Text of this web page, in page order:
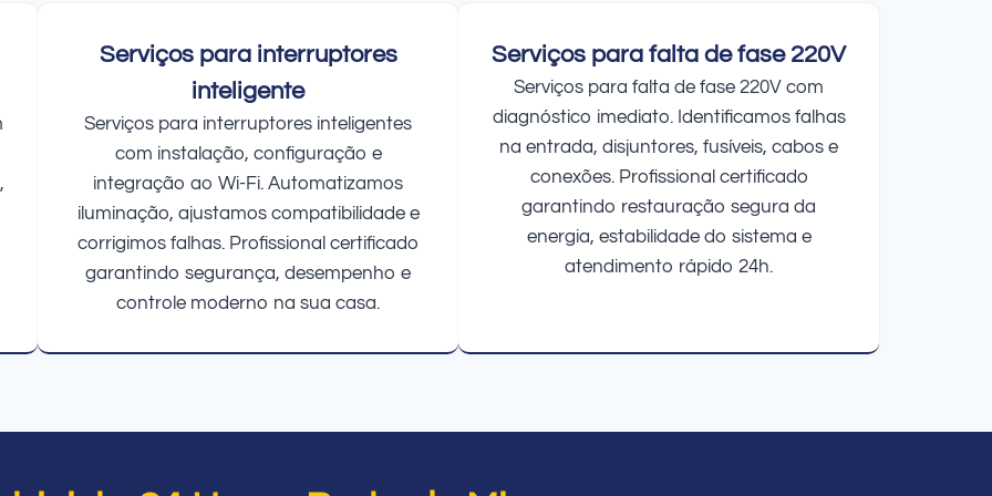
Serviços para interruptores
inteligente
Serviços para interruptores inteligentes
com instalação, configuração e
integração ao Wi-Fi. Automatizamos
iluminação, ajustamos compatibilidade e
corrigimos falhas. Profissional certificado
garantindo segurança, desempenho e
controle moderno na sua casa.
Serviços para falta de fase 220V
Serviços para falta de fase 220V com
diagnóstico imediato. Identificamos falhas
na entrada, disjuntores, fusíveis, cabos e
conexões. Profissional certificado
garantindo restauração segura da
energia, estabilidade do sistema e
atendimento rápido 24h.